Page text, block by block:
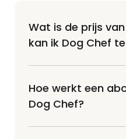
Wat is de prijs
kan ik Dog Chef
Hoe werkt een
Dog Chef?